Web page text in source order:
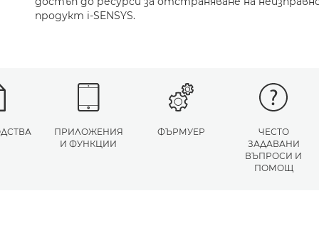
продукт i-SENSYS.
ПРИЛОЖЕНИЯ
И ФУНКЦИИ
ФЪРМУЕР
ЧЕСТО
ЗАДАВАНИ
ВЪПРОСИ И
ПОМОЩ